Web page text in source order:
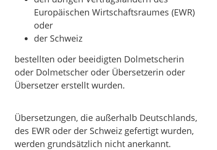
Europäischen Wirtschaftsraumes (EWR)
oder
der Schweiz
bestellten oder beeidigten Dolmetscherin
oder Dolmetscher oder Übersetzerin oder
Übersetzer erstellt wurden.
Übersetzungen, die außerhalb Deutschlands,
des EWR oder der Schweiz gefertigt wurden,
werden grundsätzlich nicht anerkannt.